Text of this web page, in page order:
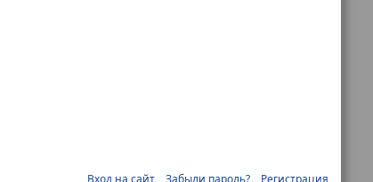
Вход на сайт Забыли пароль? Регистрация